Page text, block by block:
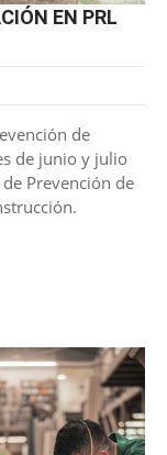
EN PRL
de
de junio y julio
Prevención de